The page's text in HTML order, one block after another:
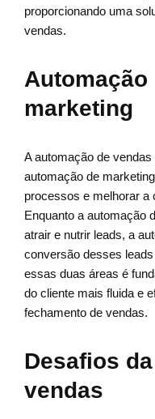
proporcionando uma
vendas.
Automação
marketing
A automação de
automação de
processos e melhorar a
Enquanto a automação
atrair e nutrir leads, a
conversão desses
essas duas áreas é
do cliente mais fluida e
fechamento de vendas.
Desafios
vendas